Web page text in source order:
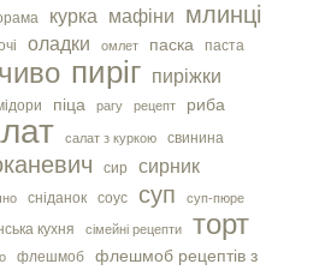
курка мафіни млинці
оладки омлет паска
паста
пиріг пиріжки
піца рагу рецепт риба
салат з куркою свинина
сир сирник
сніданок соус суп суп-пюре
кухня сімейні рецепти торт
флешмоб
флешмоб рецептів з